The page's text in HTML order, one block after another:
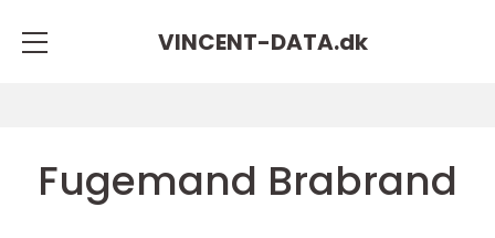
VINCENT-DATA.dk
Fugemand Brabrand